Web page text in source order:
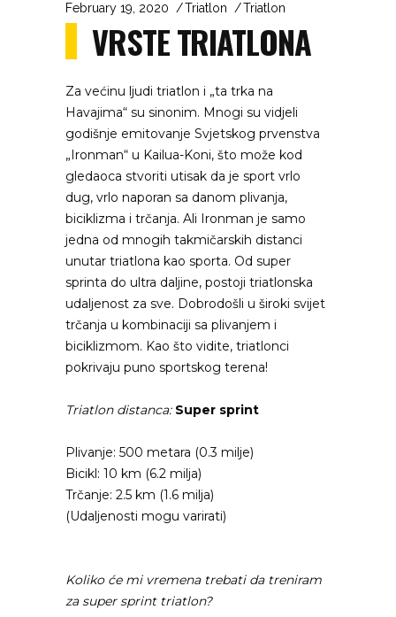
February 19, 2020 Triatlon Triatlon
VRSTE TRIATLONA
Za većinu ljudi triatlon i „ta trka na
Havajima“ su sinonim. Mnogi su vidjeli
godišnje emitovanje Svjetskog prvenstva
„Ironman“ u Kailua-Koni, što može kod
gledaoca stvoriti utisak da je sport vrlo
dug, vrlo naporan sa danom plivanja,
biciklizma i trčanja. Ali Ironman je samo
jedna od mnogih takmičarskih distanci
unutar triatlona kao sporta. Od super
sprinta do ultra daljine, postoji triatlonska
udaljenost za sve. Dobrodošli u široki svijet
trčanja u kombinaciji sa plivanjem i
biciklizmom. Kao što vidite, triatlonci
pokrivaju puno sportskog terena!
Triatlon distanca: Super sprint
Plivanje: 500 metara (0.3 milje)
Bicikl: 10 km (6.2 milja)
Trčanje: 2.5 km (1.6 milja)
(Udaljenosti mogu varirati)
Koliko će mi vremena trebati da treniram
za super sprint triatlon?